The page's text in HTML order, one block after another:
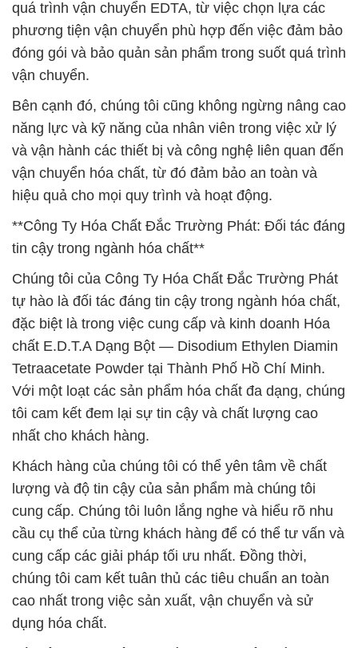
quá trình vận chuyển EDTA, từ việc chọn lựa các
phương tiện vận chuyển phù hợp đến việc đảm bảo
đóng gói và bảo quản sản phẩm trong suốt quá trình
vận chuyển.
Bên cạnh đó, chúng tôi cũng không ngừng nâng cao
năng lực và kỹ năng của nhân viên trong việc xử lý
và vận hành các thiết bị và công nghệ liên quan đến
vận chuyển hóa chất, từ đó đảm bảo an toàn và
hiệu quả cho mọi quy trình và hoạt động.
**Công Ty Hóa Chất Đắc Trường Phát: Đối tác đáng
tin cậy trong ngành hóa chất**
Chúng tôi của Công Ty Hóa Chất Đắc Trường Phát
tự hào là đối tác đáng tin cậy trong ngành hóa chất,
đặc biệt là trong việc cung cấp và kinh doanh Hóa
chất E.D.T.A Dạng Bột — Disodium Ethylen Diamin
Tetraacetate Powder tại Thành Phố Hồ Chí Minh.
Với một loạt các sản phẩm hóa chất đa dạng, chúng
tôi cam kết đem lại sự tin cậy và chất lượng cao
nhất cho khách hàng.
Khách hàng của chúng tôi có thể yên tâm về chất
lượng và độ tin cậy của sản phẩm mà chúng tôi
cung cấp. Chúng tôi luôn lắng nghe và hiểu rõ nhu
cầu cụ thể của từng khách hàng để có thể tư vấn và
cung cấp các giải pháp tối ưu nhất. Đồng thời,
chúng tôi cam kết tuân thủ các tiêu chuẩn an toàn
cao nhất trong việc sản xuất, vận chuyển và sử
dụng hóa chất.